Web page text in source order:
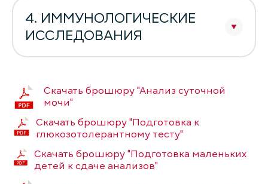
4. ИММУНОЛОГИЧЕСКИЕ
ИССЛЕДОВАНИЯ
Скачать брошюру "Анализ суточной
мочи"
Скачать брошюру "Подготовка к
глюкозотолерантному тесту"
Скачать брошюру "Подготовка маленьких
детей к сдаче анализов"